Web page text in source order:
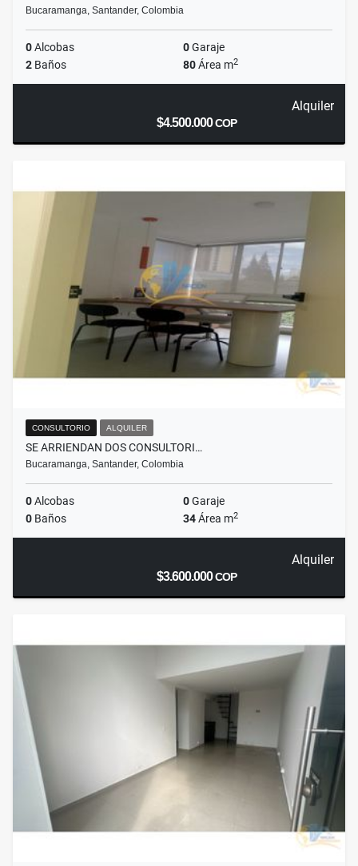
Bucaramanga, Santander, Colombia
0Alcobas 0Garaje
2 Baños 80Área m2
Alquiler
$4.500.000COP
CONSULTORIO ALQUILER
SE ARRIENDAN DOS CONSULTORI…
Bucaramanga, Santander, Colombia
0Alcobas 0Garaje
0 Baños 34Área m2
Alquiler
$3.600.000COP